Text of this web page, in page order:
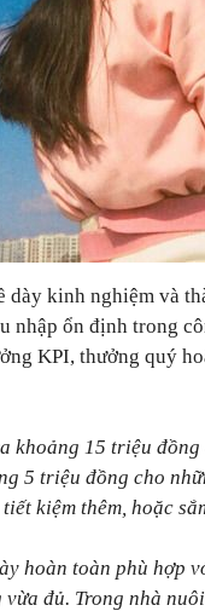
dày kinh nghiệm và
nhập ổn định trong
KPI, thưởng quý
khoảng 15 triệu
5 triệu đồng cho
kiệm thêm, hoặc
hoàn toàn phù hợp
đủ. Trong nhà